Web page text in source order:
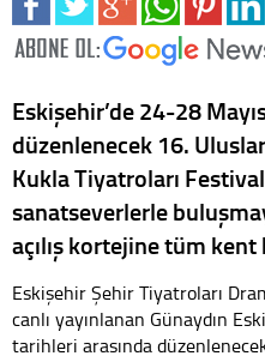
Eskişehir’de 24-28
düzenlenecek 16.
Kukla Tiyatroları
sanatseverlerle
açılış kortejine tüm
Eskişehir Şehir Tiyatroları
canlı yayınlanan Günaydın
tarihleri arasında